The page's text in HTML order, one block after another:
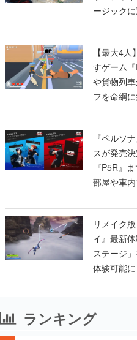
ージック
「ドルピ
【最大4
すゲーム
や貨物列
フを命綱
『ペルソ
スが発売
『P5R』
部屋や車
プ、予約
リメイク
イ』最新
ステージ
体験可能に
ランキング